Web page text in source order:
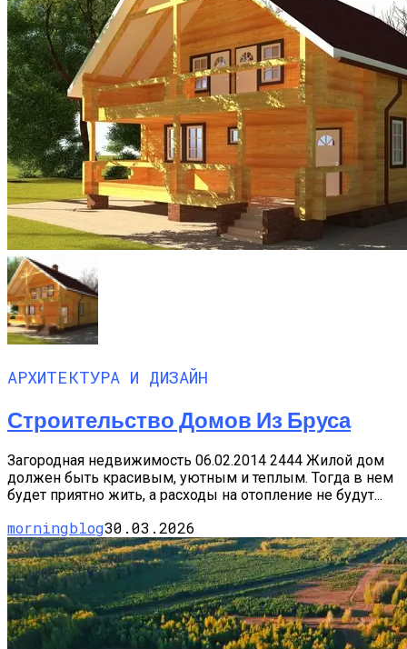
АРХИТЕКТУРА И ДИЗАЙН
Строительство Домов Из Бруса
Загородная недвижимость 06.02.2014 2444 Жилой дом
должен быть красивым, уютным и теплым. Тогда в нем
будет приятно жить, а расходы на отопление не будут...
morningblog30.03.2026